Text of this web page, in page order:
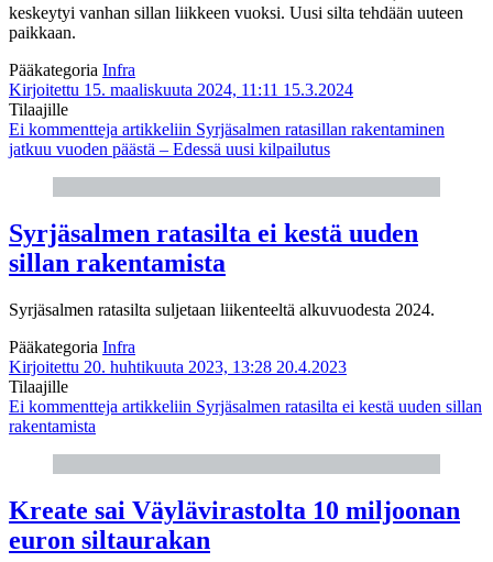
keskeytyi vanhan sillan liikkeen vuoksi. Uusi silta tehdään uuteen
paikkaan.
Pääkategoria Infra
Kirjoitettu 15. maaliskuuta 2024, 11:11 15.3.2024
Tilaajille
Ei kommentteja artikkeliin Syrjäsalmen ratasillan rakentaminen
jatkuu vuoden päästä – Edessä uusi kilpailutus
Syrjäsalmen ratasilta ei kestä uuden
sillan rakentamista
Syrjäsalmen ratasilta suljetaan liikenteeltä alkuvuodesta 2024.
Pääkategoria Infra
Kirjoitettu 20. huhtikuuta 2023, 13:28 20.4.2023
Tilaajille
Ei kommentteja artikkeliin Syrjäsalmen ratasilta ei kestä uuden sillan
rakentamista
Kreate sai Väylävirastolta 10 miljoonan
euron siltaurakan